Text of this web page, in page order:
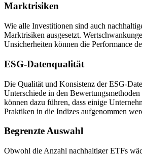
Marktrisiken
Wie alle Investitionen sind auch
Marktrisiken ausgesetzt.
Unsicherheiten können die Performance
ESG-Datenqualität
Die Qualität und Konsistenz der ESG-
Unterschiede in den
können dazu führen, dass einige
Praktiken in die Indizes aufgenommen
Begrenzte Auswahl
Obwohl die Anzahl nachhaltiger ETFs